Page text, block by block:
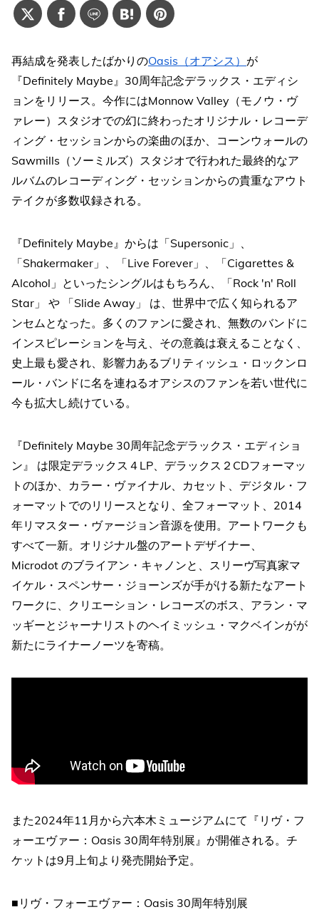
再結成を発表したばかりのOasis（オアシス） が
『Definitely Maybe』30周年記念デラックス・エディシ
ョンをリリース。今作にはMonnow Valley（モノウ・ヴ
ァレー）スタジオでの幻に終わったオリジナル・レコーデ
ィング・セッションからの楽曲のほか、コーンウォールの
Sawmills（ソーミルズ）スタジオで行われた最終的なア
ルバムのレコーディング・セッションからの貴重なアウト
テイクが多数収録される。
『Definitely Maybe』からは「Supersonic」、
「Shakermaker」、「Live Forever」、「Cigarettes &
Alcohol」といったシングルはもちろん、「Rock 'n' Roll
Star」 や 「Slide Away」 は、世界中で広く知られるア
ンセムとなった。多くのファンに愛され、無数のバンドに
インスピレーションを与え、その意義は衰えることなく、
史上最も愛され、影響力あるブリティッシュ・ロックンロ
ール・バンドに名を連ねるオアシスのファンを若い世代に
今も拡大し続けている。
『Definitely Maybe 30周年記念デラックス・エディショ
ン』 は限定デラックス４LP、デラックス２CDフォーマッ
トのほか、カラー・ヴァイナル、カセット、デジタル・フ
ォーマットでのリリースとなり、全フォーマット、2014
年リマスター・ヴァージョン音源を使用。アートワークも
すべて一新。オリジナル盤のアートデザイナー、
Microdot のブライアン・キャノンと、スリーヴ写真家マ
イケル・スペンサー・ジョーンズが手がける新たなアート
ワークに、クリエーション・レコーズのボス、アラン・マ
ッギーとジャーナリストのヘイミッシュ・マクベインがが
新たにライナーノーツを寄稿。
また2024年11月から六本木ミュージアムにて『リヴ・フ
ォーエヴァー：Oasis 30周年特別展』が開催される。チ
ケットは9月上旬より発売開始予定。
■リヴ・フォーエヴァー：Oasis 30周年特別展